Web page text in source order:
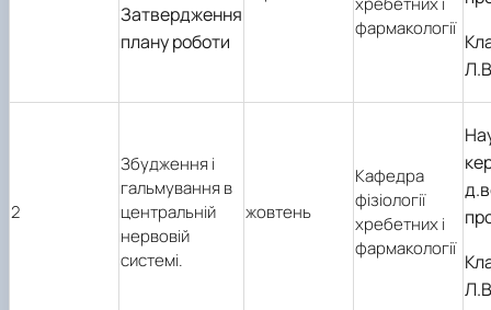
Затвердження
плану роботи
фармакології
2
Збудження і
гальмування в
центральній
нервовій
системі.
жовтень
Кафедра
фізіології
хребетних і
фармакології